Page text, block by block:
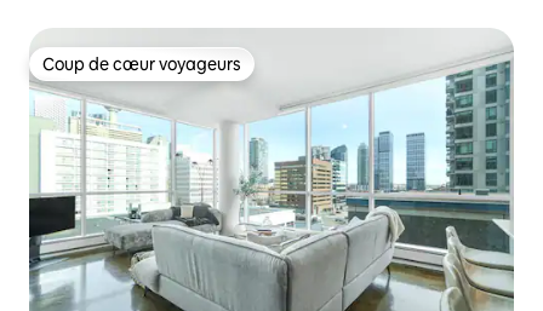
Coup de cœur voyageurs
Coup de cœur voyageurs